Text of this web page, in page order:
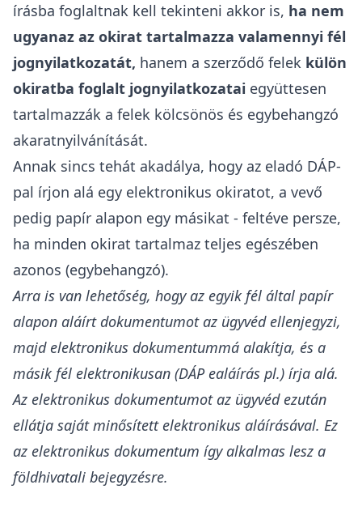
írásba foglaltnak kell tekinteni akkor is, ha nem
ugyanaz az okirat tartalmazza valamennyi fél
jognyilatkozatát, hanem a szerződő felek külön
okiratba foglalt jognyilatkozatai együttesen
tartalmazzák a felek kölcsönös és egybehangzó
akaratnyilvánítását.
Annak sincs tehát akadálya, hogy az eladó DÁP-
pal írjon alá egy elektronikus okiratot, a vevő
pedig papír alapon egy másikat - feltéve persze,
ha minden okirat tartalmaz teljes egészében
azonos (egybehangzó).
Arra is van lehetőség, hogy az egyik fél által papír
alapon aláírt dokumentumot az ügyvéd ellenjegyzi,
majd elektronikus dokumentummá alakítja, és a
másik fél elektronikusan (DÁP ealáírás pl.) írja alá.
Az elektronikus dokumentumot az ügyvéd ezután
ellátja saját minősített elektronikus aláírásával. Ez
az elektronikus dokumentum így alkalmas lesz a
földhivatali bejegyzésre.